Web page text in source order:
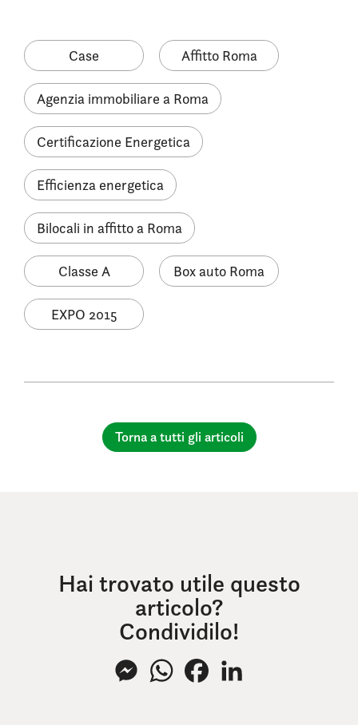
Case Affitto Roma
Agenzia immobiliare a Roma
Certificazione Energetica
Efficienza energetica
Bilocali in affitto a Roma
Classe A Box auto Roma
EXPO 2015
Torna a tutti gli articoli
Hai trovato utile questo
articolo?
Condividilo!
MessengerWhatsAppFacebook